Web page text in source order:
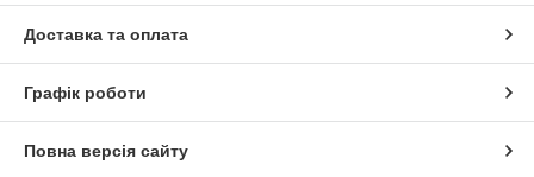
Доставка та оплата
Графік роботи
Повна версія сайту